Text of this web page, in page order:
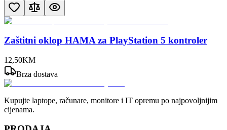
Zaštitni oklop HAMA za PlayStation 5 kontroler
12,50KM
Brza dostava
Kupujte laptope, računare, monitore i IT opremu po najpovoljnijim
cijenama.